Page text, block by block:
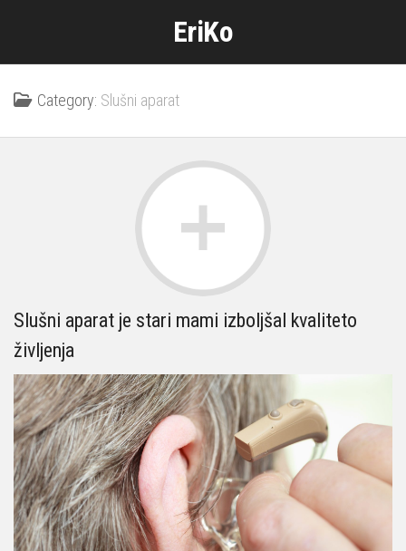
EriKo
Category: Slušni aparat
Slušni aparat je stari mami izboljšal kvaliteto
življenja